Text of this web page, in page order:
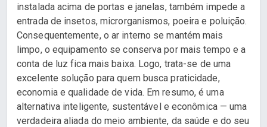
instalada acima de portas e janelas, também impede a
entrada de insetos, microrganismos, poeira e poluição.
Consequentemente, o ar interno se mantém mais
limpo, o equipamento se conserva por mais tempo e a
conta de luz fica mais baixa. Logo, trata-se de uma
excelente solução para quem busca praticidade,
economia e qualidade de vida. Em resumo, é uma
alternativa inteligente, sustentável e econômica — uma
verdadeira aliada do meio ambiente, da saúde e do seu